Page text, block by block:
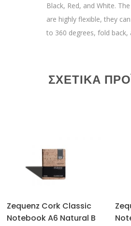
Black, Red, and White.
are highly flexible, they
to 360 degrees, fold back,
ΣΧΕΤΙΚΆ
Zequenz Cork Classic
Notebook A6 Natural B